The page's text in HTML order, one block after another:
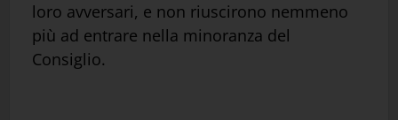
loro avversari, e non riuscirono nemmeno
più ad entrare nella minoranza del
Consiglio.